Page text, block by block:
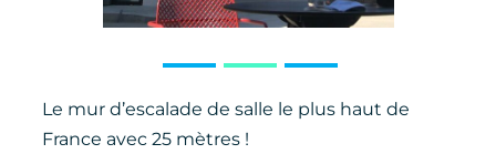
Le mur d’escalade de salle le plus haut de
France avec 25 mètres !